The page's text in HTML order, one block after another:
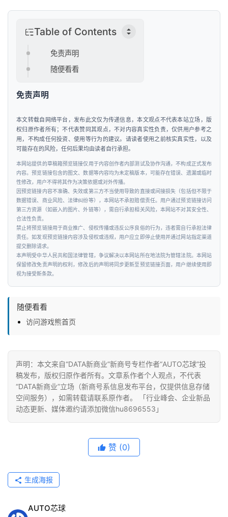
资
Table of Contents
免责声明
随便看看
免责声明
本文转载自网络平台，发布此文仅为传递信息，本文观点不代表本站立场，版
权归原作者所有；不代表赞同其观点，不对内容真实性负责，仅供用户参考之
用，不构成任何投资、使用等行为的建议。请读者使用之前核实真实性，以及
可能存在的风险，任何后果均由读者自行承担。
本网站提供的草稿箱预览链接仅用于内容创作者内部测试及协作沟通，不构成正式发布
内容。预览链接包含的图文、数据等内容均为未定稿版本，可能存在错误、遗漏或临时
性修改，用户不得将其作为决策依据或对外传播。
因预览链接内容不准确、失效或第三方不当使用导致的直接或间接损失（包括但不限于
数据错误、商业风险、法律纠纷等），本网站不承担赔偿责任。用户通过预览链接访问
第三方资源（如嵌入的图片、外链等），需自行承担相关风险，本网站不对其安全性、
合法性负责。
禁止将预览链接用于商业推广、侵权传播或违反公序良俗的行为，违者需自行承担法律
责任。如发现预览链接内容涉及侵权或违规，用户应立即停止使用并通过网站指定渠道
提交删除请求。
本声明受中华人民共和国法律管辖，争议解决以本网站所在地法院为管辖法院。本网站
保留修改免责声明的权利，修改后的声明将同步更新至预览链接页面，用户继续使用即
视为接受新条款。
随便看看
访问游戏熊首页
声明：本文来自“DATA新商业”新商号专栏作者“AUTO芯球”投
稿发布，版权归原作者所有。文章系作者个人观点，不代表
“DATA新商业”立场（新商号系信息发布平台，仅提供信息存储
空间服务），如需转载请联系原作者。 「行业峰会、企业新品
动态更新、媒体邀约请添加微信hu8696553」
赞 (0)
生成海报
AUTO芯球